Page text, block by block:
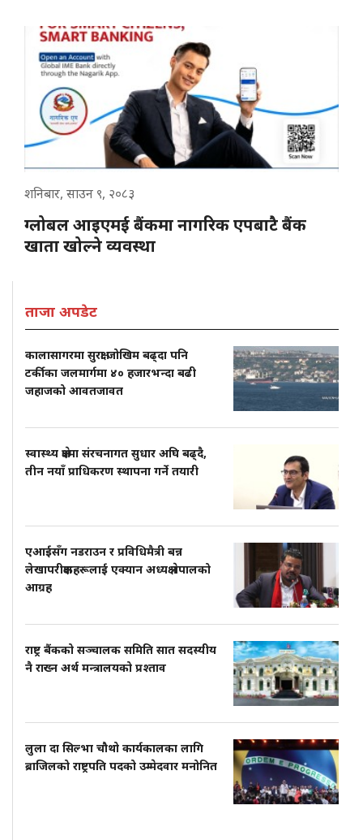
शनिबार, साउन ९, २०८३
ग्लोबल आइएमई बैंकमा नागरिक एपबाटै बैंक
खाता खोल्ने व्यवस्था
ताजा अपडेट
कालासागरमा सुरक्षा जोखिम बढ्दा पनि
टर्कीका जलमार्गमा ४० हजारभन्दा बढी
जहाजको आवतजावत
स्वास्थ्य क्षेत्रमा संरचनागत सुधार अघि बढ्दै,
तीन नयाँ प्राधिकरण स्थापना गर्ने तयारी
एआईसँग नडराउन र प्रविधिमैत्री बन्न
लेखापरीक्षकहरूलाई एक्यान अध्यक्ष नेपालको
आग्रह
राष्ट्र बैंकको सञ्चालक समिति सात सदस्यीय
नै राख्न अर्थ मन्त्रालयको प्रश्ताव
लुला दा सिल्भा चौथो कार्यकालका लागि
ब्राजिलको राष्ट्रपति पदको उम्मेदवार मनोनित